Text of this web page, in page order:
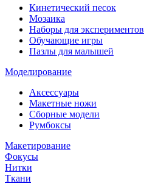
Кинетический песок
Мозаика
Наборы для экспериментов
Обучающие игры
Пазлы для малышей
Моделирование
Аксессуары
Макетные ножи
Сборные модели
Румбоксы
Макетирование
Фокусы
Нитки
Ткани